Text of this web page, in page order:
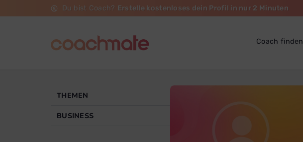
Du bist Coach? Erstelle kostenloses dein Profil in nur 2 Minuten
Coach finden
THEMEN
BUSINESS